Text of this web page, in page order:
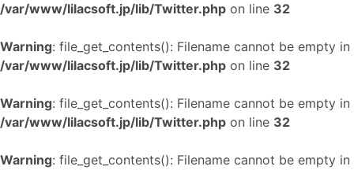
/var/www/lilacsoft.jp/lib/Twitter.php on line 32
Warning: file_get_contents(): Filename cannot be empty in
/var/www/lilacsoft.jp/lib/Twitter.php on line 32
Warning: file_get_contents(): Filename cannot be empty in
/var/www/lilacsoft.jp/lib/Twitter.php on line 32
Warning: file_get_contents(): Filename cannot be empty in